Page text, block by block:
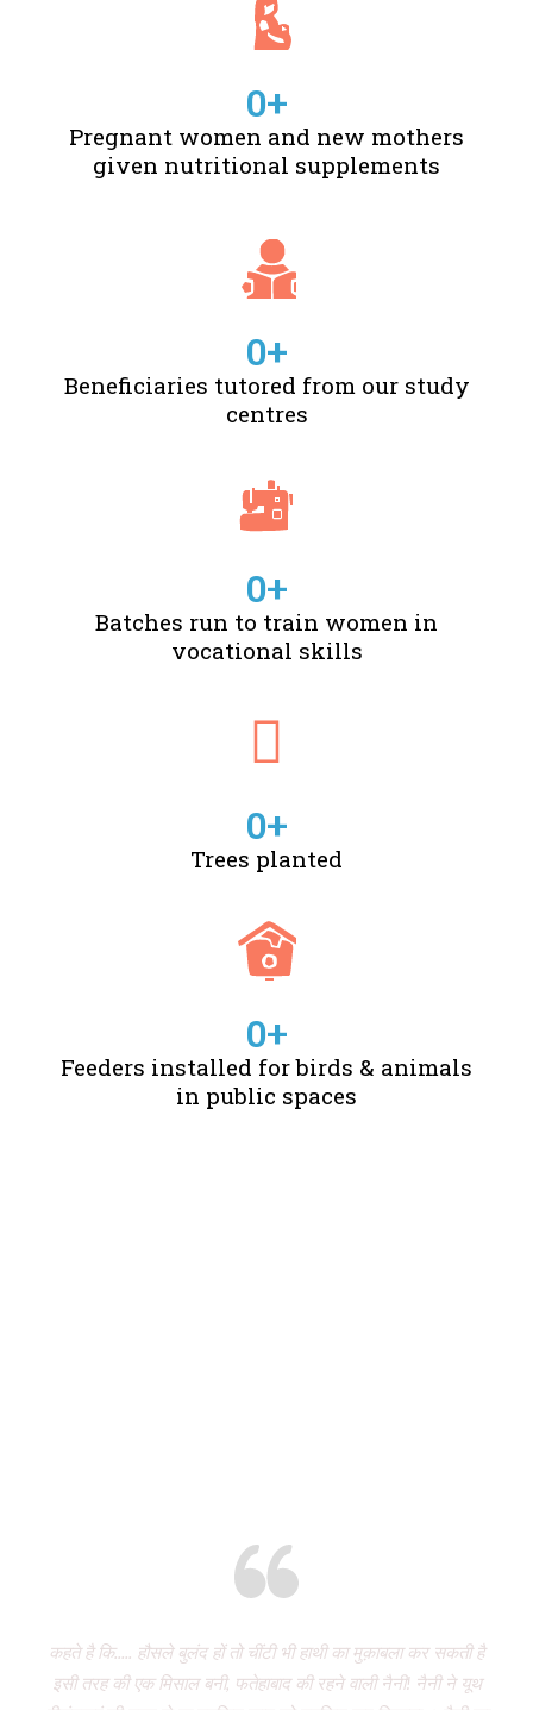
Pregnant women and new mothers
given nutritional supplements
0+
Beneficiaries tutored from our study
centres
0+
Batches run to train women in
vocational skills
0+
Trees planted
0+
Feeders installed for birds & animals
in public spaces
0+
कहते है कि..... हौसले बुलंद हों तो चींटी भी हाथी का मुक़ाबला कर सकती है
इसी तरह की एक मिसाल बनी, फतेहाबाद की रहने वाली नैनी! नैनी ने यूथ